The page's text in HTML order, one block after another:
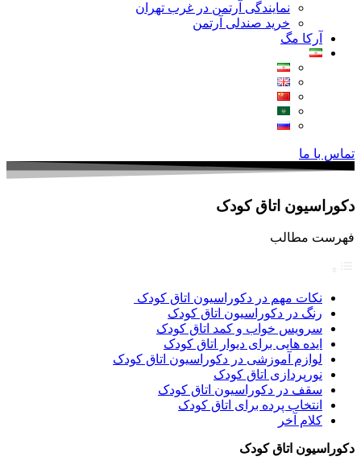
نمایندگی آرتمن در غرب تهران
خرید صندلی آرتمن
آرکا مگ
تماس با ما
دکوراسیون اتاق کودک
فهرست مطالب
نکات مهم در دکوراسیون اتاق کودک
رنگ در دکوراسیون اتاق کودک
سرویس خواب و کمد اتاق کودک
ایده هایی برای دیوار اتاق کودک
لوازم آموزشی در دکوراسیون اتاق کودک
نورپردازی اتاق کودک
سقف در دکوراسیون اتاق کودک
انتخاب پرده برای اتاق کودک
کلام آخر
دکوراسیون اتاق کودک